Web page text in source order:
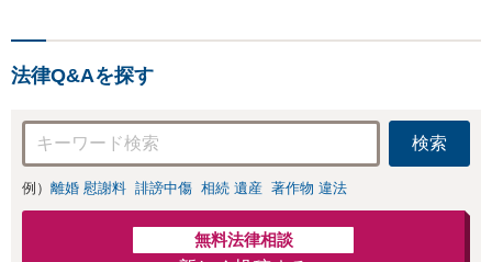
法律Q&Aを探す
検索
例） 離婚 慰謝料 誹謗中傷 相続 遺産 著作物 違法
無料法律相談